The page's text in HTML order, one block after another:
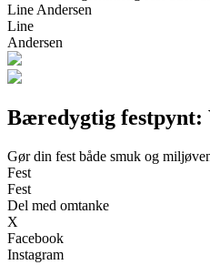
Line Andersen
Line
Andersen
Bæredygtig festpynt:
Gør din fest både smuk og
Fest
Fest
Del med omtanke
X
Facebook
Instagram